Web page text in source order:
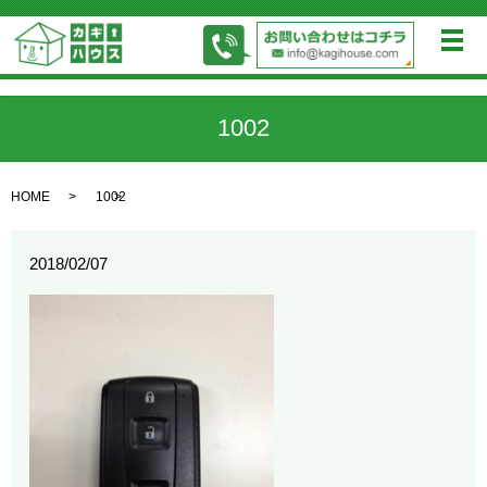
メ
1002
HOME 1002
2018/02/07